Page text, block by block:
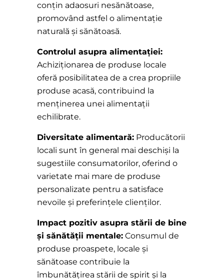
conțin adaosuri nesănătoase,
promovând astfel o alimentație
naturală și sănătoasă.
Controlul asupra alimentației:
Achiziționarea de produse locale
oferă posibilitatea de a crea propriile
produse acasă, contribuind la
menținerea unei alimentații
echilibrate.
Diversitate alimentară: Producătorii
locali sunt în general mai deschiși la
sugestiile consumatorilor, oferind o
varietate mai mare de produse
personalizate pentru a satisface
nevoile și preferințele clienților.
Impact pozitiv asupra stării de bine
și sănătății mentale: Consumul de
produse proaspete, locale și
sănătoase contribuie la
îmbunătățirea stării de spirit și la